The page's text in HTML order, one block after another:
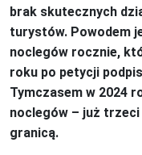
brak skutecznych
turystów. Powodem
noclegów rocznie,
roku po petycji
Tymczasem w 2024
noclegów – już
granicą.